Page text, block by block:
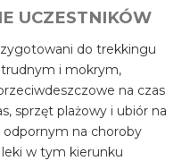
UCZESTNIKÓW
do trekkingu
trudnym i mokrym,
na czas
sprzęt plażowy i ubiór na
odpornym na choroby
w tym kierunku